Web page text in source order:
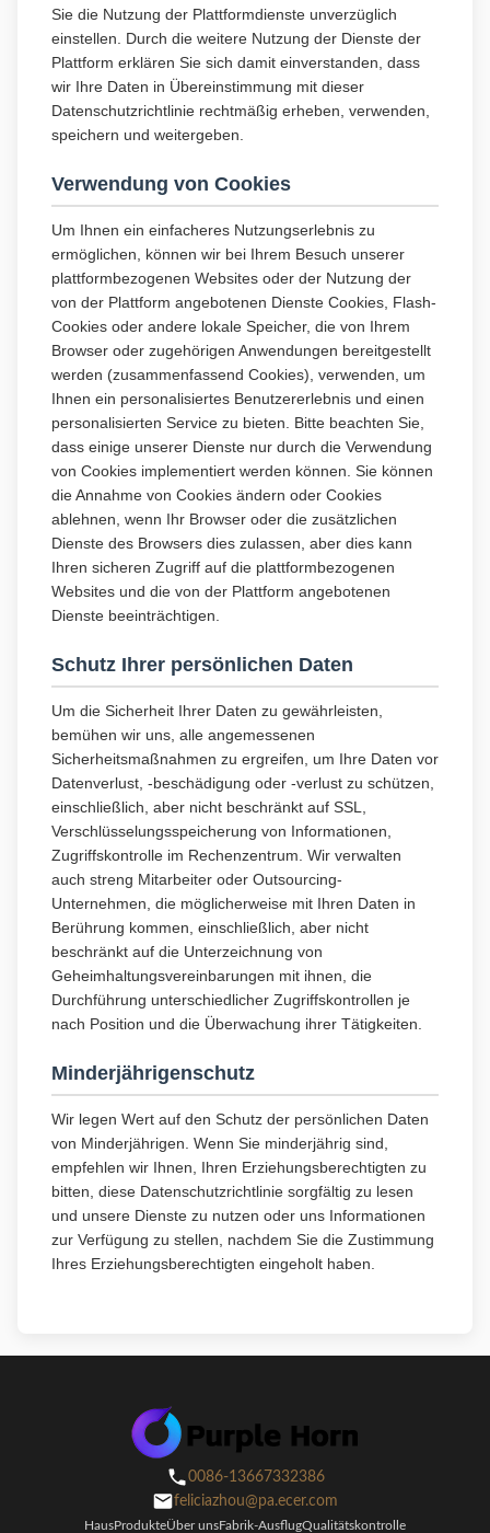
Sie die Nutzung der Plattformdienste unverzüglich
einstellen. Durch die weitere Nutzung der Dienste der
Plattform erklären Sie sich damit einverstanden, dass
wir Ihre Daten in Übereinstimmung mit dieser
Datenschutzrichtlinie rechtmäßig erheben, verwenden,
speichern und weitergeben.
Verwendung von Cookies
Um Ihnen ein einfacheres Nutzungserlebnis zu
ermöglichen, können wir bei Ihrem Besuch unserer
plattformbezogenen Websites oder der Nutzung der
von der Plattform angebotenen Dienste Cookies, Flash-
Cookies oder andere lokale Speicher, die von Ihrem
Browser oder zugehörigen Anwendungen bereitgestellt
werden (zusammenfassend Cookies), verwenden, um
Ihnen ein personalisiertes Benutzererlebnis und einen
personalisierten Service zu bieten. Bitte beachten Sie,
dass einige unserer Dienste nur durch die Verwendung
von Cookies implementiert werden können. Sie können
die Annahme von Cookies ändern oder Cookies
ablehnen, wenn Ihr Browser oder die zusätzlichen
Dienste des Browsers dies zulassen, aber dies kann
Ihren sicheren Zugriff auf die plattformbezogenen
Websites und die von der Plattform angebotenen
Dienste beeinträchtigen.
Schutz Ihrer persönlichen Daten
Um die Sicherheit Ihrer Daten zu gewährleisten,
bemühen wir uns, alle angemessenen
Sicherheitsmaßnahmen zu ergreifen, um Ihre Daten vor
Datenverlust, -beschädigung oder -verlust zu schützen,
einschließlich, aber nicht beschränkt auf SSL,
Verschlüsselungsspeicherung von Informationen,
Zugriffskontrolle im Rechenzentrum. Wir verwalten
auch streng Mitarbeiter oder Outsourcing-
Unternehmen, die möglicherweise mit Ihren Daten in
Berührung kommen, einschließlich, aber nicht
beschränkt auf die Unterzeichnung von
Geheimhaltungsvereinbarungen mit ihnen, die
Durchführung unterschiedlicher Zugriffskontrollen je
nach Position und die Überwachung ihrer Tätigkeiten.
Minderjährigenschutz
Wir legen Wert auf den Schutz der persönlichen Daten
von Minderjährigen. Wenn Sie minderjährig sind,
empfehlen wir Ihnen, Ihren Erziehungsberechtigten zu
bitten, diese Datenschutzrichtlinie sorgfältig zu lesen
und unsere Dienste zu nutzen oder uns Informationen
zur Verfügung zu stellen, nachdem Sie die Zustimmung
Ihres Erziehungsberechtigten eingeholt haben.
0086-13667332386
feliciazhou@pa.ecer.com
HausProdukteÜber unsFabrik-AusflugQualitätskontrolle